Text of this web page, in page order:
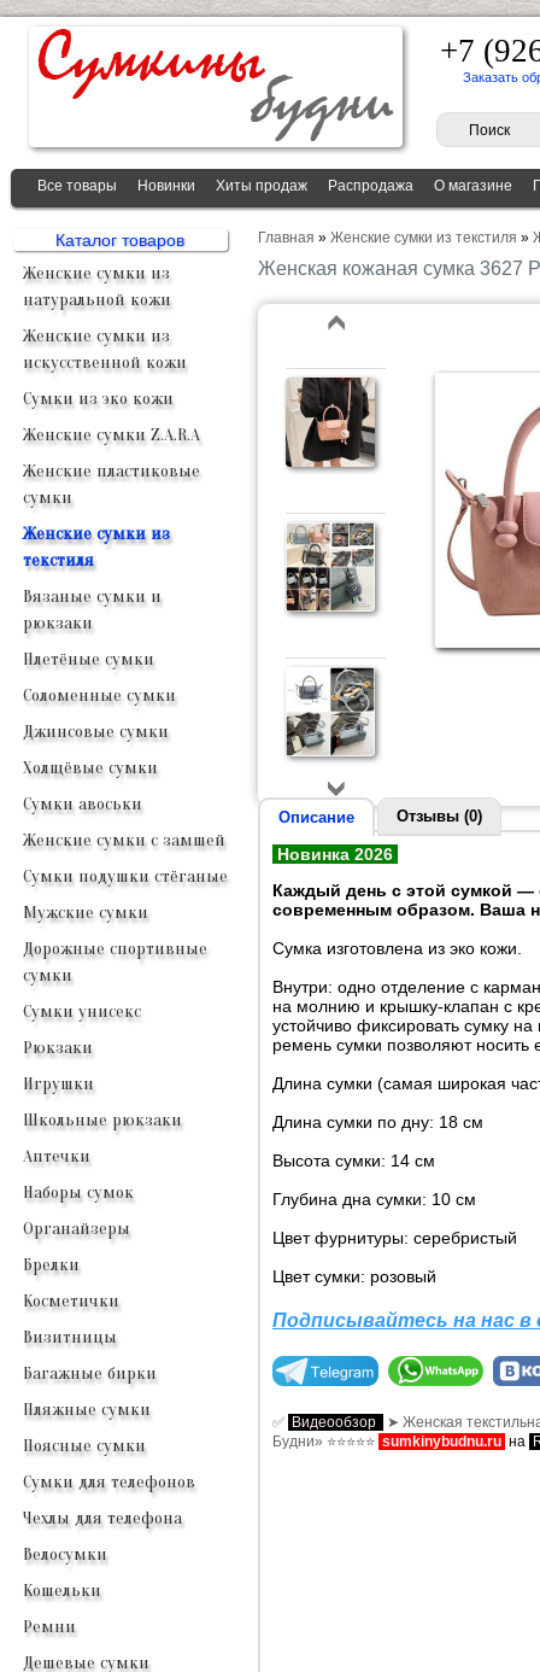
+7
Заказать
Все товары Новинки Хиты продаж Распродажа О магазине
Каталог товаров
Женские сумки из
натуральной кожи
Женские сумки из
искусственной кожи
Сумки из эко кожи
Женские сумки Z.A.R.A
Женские пластиковые
сумки
Женские сумки из
текстиля
Вязаные сумки и
рюкзаки
Плетёные сумки
Соломенные сумки
Джинсовые сумки
Холщёвые сумки
Сумки авоськи
Женские сумки с замшей
Сумки подушки стёганые
Мужские сумки
Дорожные спортивные
сумки
Сумки унисекс
Рюкзаки
Игрушки
Школьные рюкзаки
Аптечки
Наборы сумок
Органайзеры
Брелки
Косметички
Визитницы
Багажные бирки
Пляжные сумки
Поясные сумки
Сумки для телефонов
Чехлы для телефона
Велосумки
Кошельки
Ремни
Дешевые сумки
Главная » Женские сумки из текстиля »
Женская кожаная сумка 3627
Описание Отзывы (0)
Новинка 2026
Каждый день с этой сумкой
современным образом. Ваша
Сумка изготовлена из эко кожи.
Внутри: одно отделение с
на молнию и крышку-клапан с
устойчиво фиксировать сумку
ремень сумки позволяют носить
Длина сумки (самая широкая
Длина сумки по дну: 18 см
Высота сумки: 14 см
Глубина дна сумки: 10 см
Цвет фурнитуры: серебристый
Цвет сумки: розовый
Подписывайтесь на нас
✅ Видеообзор
➤ Женская
Будни» ⭐⭐⭐⭐⭐ sumkinybudnu.ru на